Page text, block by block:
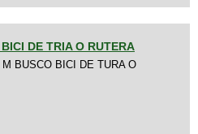
DE TRIA O RUTERA
BUSCO BICI DE TURA O